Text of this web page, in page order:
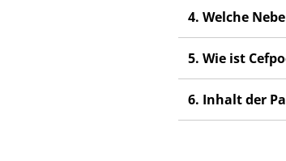
4. Welche
5. Wie ist
6. Inhalt der